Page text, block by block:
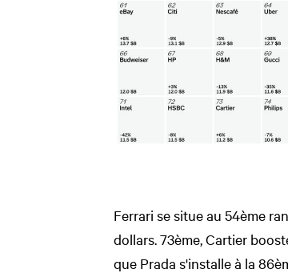
Ferrari se situe au 54ème
dollars. 73ème, Cartier
que Prada s'installe à la